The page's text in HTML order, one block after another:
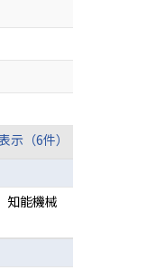
示（6件）
知能機械